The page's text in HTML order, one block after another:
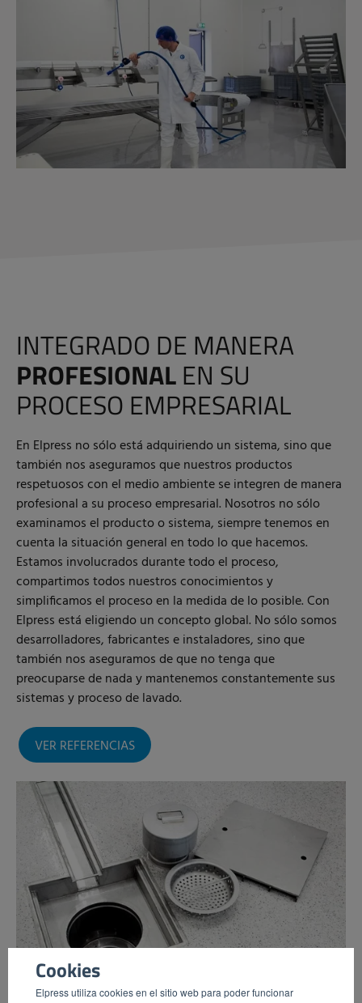
Cookies
Elpress utiliza cookies en el sitio web para poder funcionar
INTEGRADO DE MANERA
PROFESIONALEN SU
PROCESO EMPRESARIAL
En Elpress no sólo está adquiriendo un sistema, sino que
también nos aseguramos que nuestros productos
respetuosos con el medio ambiente se integren de manera
profesional a su proceso empresarial. Nosotros no sólo
examinamos el producto o sistema, siempre tenemos en
cuenta la situación general en todo lo que hacemos.
Estamos involucrados durante todo el proceso,
compartimos todos nuestros conocimientos y
simplificamos el proceso en la medida de lo posible. Con
Elpress está eligiendo un concepto global. No sólo somos
desarrolladores, fabricantes e instaladores, sino que
también nos aseguramos de que no tenga que
preocuparse de nada y mantenemos constantemente sus
sistemas y proceso de lavado.
VER REFERENCIAS